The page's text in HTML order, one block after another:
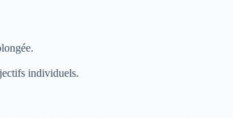
individuels.